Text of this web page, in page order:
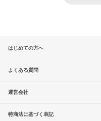
はじめての方へ
よくある質問
運営会社
特商法に基づく表記